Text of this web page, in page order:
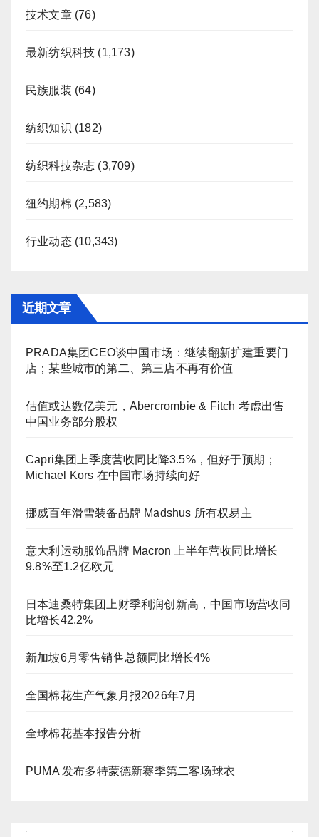
技术文章(76)
最新纺织科技 (1,173)
民族服装 (64)
纺织知识 (182)
纺织科技杂志 (3,709)
纽约期棉 (2,583)
行业动态(10,343)
近期文章
PRADA集团CEO谈中国市场：继续翻新扩建重要门
店；某些城市的第二、第三店不再有价值
估值或达数亿美元，Abercrombie & Fitch 考虑出售
中国业务部分股权
Capri集团上季度营收同比降3.5%，但好于预期；
Michael Kors 在中国市场持续向好
挪威百年滑雪装备品牌 Madshus 所有权易主
意大利运动服饰品牌 Macron 上半年营收同比增长
9.8%至1.2亿欧元
日本迪桑特集团上财季利润创新高，中国市场营收同
比增长42.2%
新加坡6月零售销售总额同比增长4%
全国棉花生产气象月报2026年7月
全球棉花基本报告分析
PUMA 发布多特蒙德新赛季第二客场球衣